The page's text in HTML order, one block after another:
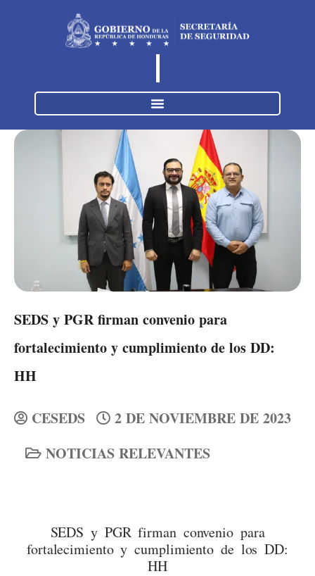
SEDS y PGR firman convenio para
fortalecimiento y cumplimiento de los DD:
HH
CESEDS
2 DE NOVIEMBRE DE 2023
NOTICIAS RELEVANTES
SEDS y PGR firman convenio para
fortalecimiento y cumplimiento de los DD:
HH